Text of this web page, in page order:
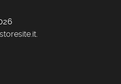
storesite.it.